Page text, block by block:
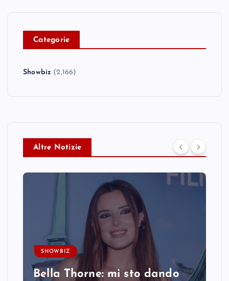
Categorie
Showbiz (2,166)
Altre Notizie
SHOWBIZ
Bella Thorne: mi sto dando